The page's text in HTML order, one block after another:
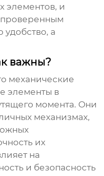
элементов, и
проверенным
удобство, а
важны?
механические
элементы в
момента. Они
механизмах,
их
на
и безопасность